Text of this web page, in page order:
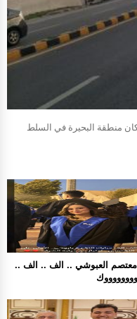
منطقة البحيرة في السلط
معتصم العبوشي .. الف .. الف ..